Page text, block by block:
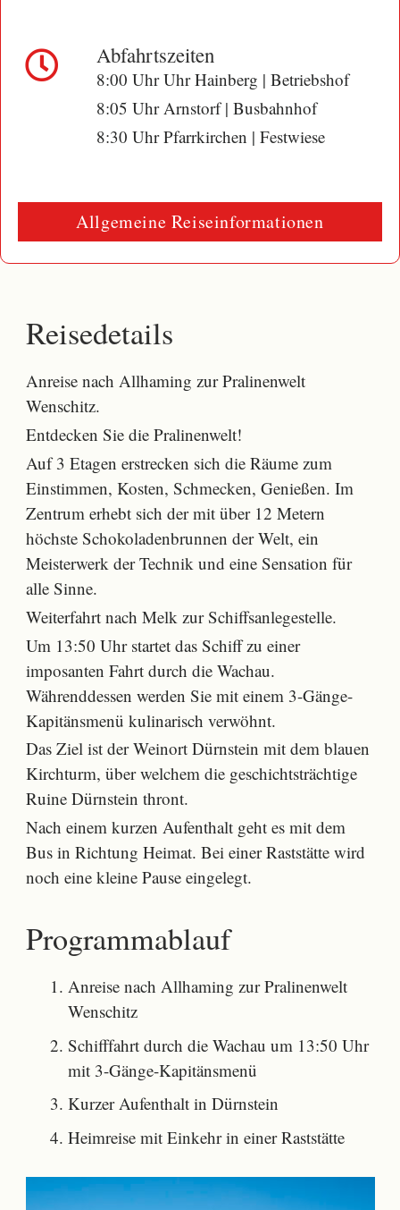
Reisedetails
Anreise nach Allhaming zur Pralinenwelt
Wenschitz.
Entdecken Sie die Pralinenwelt!
Auf 3 Etagen erstrecken sich die Räume zum
Einstimmen, Kosten, Schmecken, Genießen. Im
Zentrum erhebt sich der mit über 12 Metern
höchste Schokoladenbrunnen der Welt, ein
Meisterwerk der Technik und eine Sensation für
alle Sinne.
Weiterfahrt nach Melk zur Schiffsanlegestelle.
Um 13:50 Uhr startet das Schiff zu einer
imposanten Fahrt durch die Wachau.
Währenddessen werden Sie mit einem 3-Gänge-
Kapitänsmenü kulinarisch verwöhnt.
Das Ziel ist der Weinort Dürnstein mit dem blauen
Kirchturm, über welchem die geschichtsträchtige
Ruine Dürnstein thront.
Nach einem kurzen Aufenthalt geht es mit dem
Bus in Richtung Heimat. Bei einer Raststätte wird
noch eine kleine Pause eingelegt.
Programmablauf
Anreise nach Allhaming zur Pralinenwelt
Wenschitz
Schifffahrt durch die Wachau um 13:50 Uhr
mit 3-Gänge-Kapitänsmenü
Kurzer Aufenthalt in Dürnstein
Heimreise mit Einkehr in einer Raststätte
Abfahrtszeiten
8:00 Uhr Uhr Hainberg | Betriebshof
8:05 Uhr Arnstorf | Busbahnhof
8:30 Uhr Pfarrkirchen | Festwiese
Allgemeine Reiseinformationen